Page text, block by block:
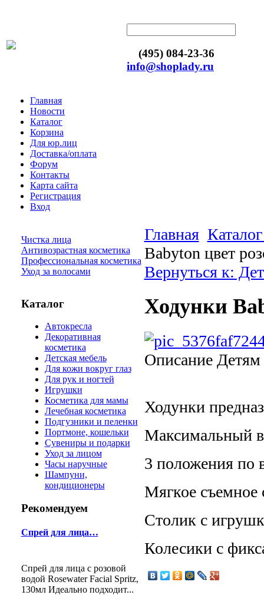
(495) 084-23-36
info@shoplady.ru
Главная
Новости
Каталог
Корзина
Для юр.лиц
Доставка/оплата
Форум
Контакты
Карта сайта
Регистрация
Вход
Чистка лица
Антивозрастная косметика
Профессиональная косметика
Уход за волосами
Каталог
Автокресла
Декоративная
косметика
Детская мебель
Для кожи вокруг глаз
Для рук и ногтей
Игрушки
Косметика для мамы
Лечебная косметика
Подгузники и пеленки
Портмоне, кошельки
Сувениры и подарки
Уход за лицом
Часы наручные
Шампуни,
кондиционеры
Рекомендуем
Спрей для лица…
Спрей для лица с розовой
водой Rosewater Facial Spritz,
130мл Идеально подходит...
Главная
Babyton цвет
Вернуться к:
Ходунки
ОписаниеДетям
Ходунки
Максимальный
3 положения по
Мягкое съемное
Столик с
Колесики с